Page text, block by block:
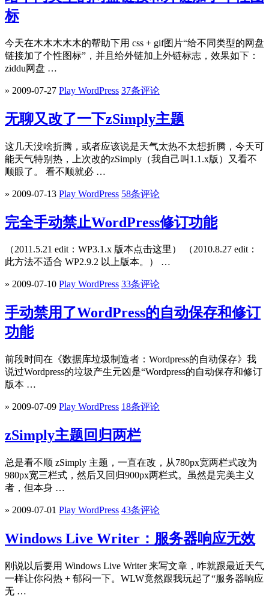
标
今天在木木木木木的帮助下用 css + gif图片“给不同类型的网盘
链接加了个性图标”，并且给外链加上外链标志，效果如下：
ziddu网盘 …
» 2009-07-27 Play WordPress 37条评论
无聊又改了一下zSimply主题
这几天没啥折腾，或者应该说是天气太热不太想折腾，今天可
能天气特别热，上次改的zSimply（我自己叫1.1.x版）又看不
顺眼了。 看不顺就必 …
» 2009-07-13 Play WordPress 58条评论
完全手动禁止WordPress修订功能
（2011.5.21 edit：WP3.1.x 版本点击这里） （2010.8.27 edit：
此方法不适合 WP2.9.2 以上版本。） …
» 2009-07-10 Play WordPress 33条评论
手动禁用了WordPress的自动保存和修订
功能
前段时间在《数据库垃圾制造者：Wordpress的自动保存》我
说过Wordpress的垃圾产生元凶是“Wordpress的自动保存和修订
版本 …
» 2009-07-09 Play WordPress 18条评论
zSimply主题回归两栏
总是看不顺 zSimply 主题，一直在改，从780px宽两栏式改为
980px宽三栏式，然后又回归900px两栏式。虽然是完美主义
者，但本身 …
» 2009-07-01 Play WordPress 43条评论
Windows Live Writer：服务器响应无效
刚说以后要用 Windows Live Writer 来写文章，咋就跟最近天气
一样让你闷热 + 郁闷一下。WLW竟然跟我玩起了“服务器响应
无 …